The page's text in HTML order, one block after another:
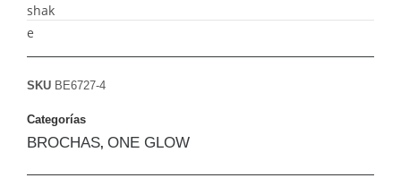
SKU BE6727-4
Categorías
BROCHAS, ONE GLOW